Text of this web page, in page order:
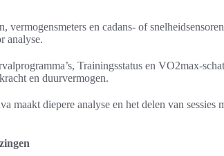
vermogensmeters en cadans- of
analyse.
Trainingsstatus en VO2max-
en duurvermogen.
maakt diepere analyse en het delen van sessies